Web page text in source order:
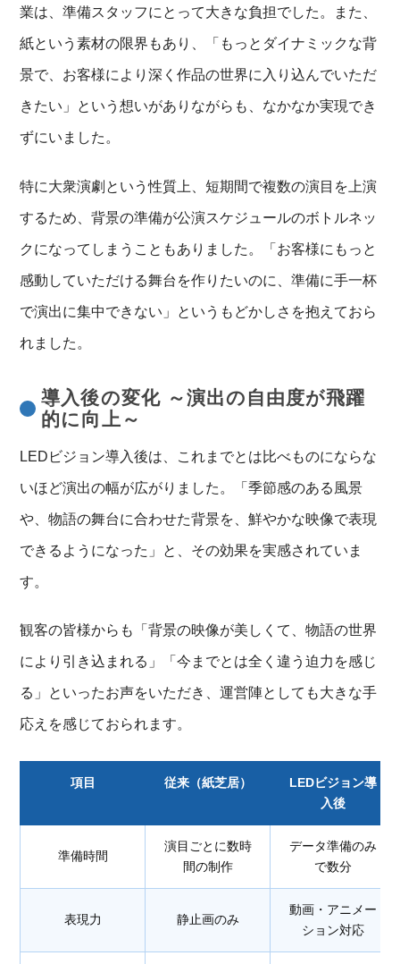
業は、準備スタッフにとって大きな負担でした。また、
紙という素材の限界もあり、「もっとダイナミックな背
景で、お客様により深く作品の世界に入り込んでいただ
きたい」という想いがありながらも、なかなか実現でき
ずにいました。
特に大衆演劇という性質上、短期間で複数の演目を上演
するため、背景の準備が公演スケジュールのボトルネッ
クになってしまうこともありました。「お客様にもっと
感動していただける舞台を作りたいのに、準備に手一杯
で演出に集中できない」というもどかしさを抱えておら
れました。
導入後の変化 ～演出の自由度が飛躍
的に向上～
LEDビジョン導入後は、これまでとは比べものにならな
いほど演出の幅が広がりました。「季節感のある風景
や、物語の舞台に合わせた背景を、鮮やかな映像で表現
できるようになった」と、その効果を実感されていま
す。
観客の皆様からも「背景の映像が美しくて、物語の世界
により引き込まれる」「今までとは全く違う迫力を感じ
る」といったお声をいただき、運営陣としても大きな手
応えを感じておられます。
項目 従来（紙芝居）
LEDビジョン導
入後
準備時間
演目ごとに数時
間の制作
データ準備のみ
で数分
表現力 静止画のみ
動画・アニメー
ション対応